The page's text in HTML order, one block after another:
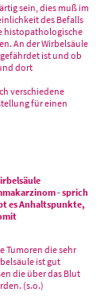
sein, dies muß im
des Befalls
histopathologische
An der Wirbelsäule
ist und ob
dort
verschiedene
für einen
- sprich
es Anhaltspunkte,
Tumoren die sehr
ist gut
die über das Blut
(s.o.)